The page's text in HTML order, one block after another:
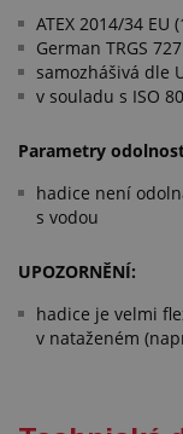
ATEX 2014/34 EU
German TRGS 727
samozhášivá dle
v souladu s ISO
Parametry
hadice není
s vodou
UPOZORNĚNÍ:
hadice je velmi
v nataženém